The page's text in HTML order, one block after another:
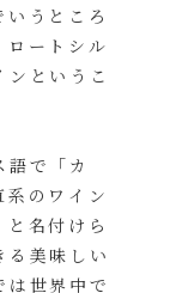
うところ
ロートシル
ンというこ
で「カ
のワイン
名付けら
美味しい
は世界中で